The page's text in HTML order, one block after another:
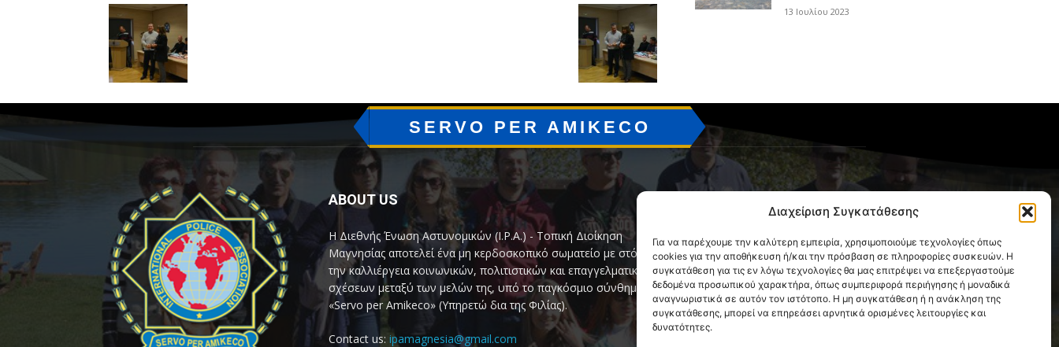
Διαχείριση Συγκατάθεσης
Για να παρέχουμε την καλύτερη εμπειρία, χρησιμοποιούμε τεχνολογίες όπως
cookies για την αποθήκευση ή/και την πρόσβαση σε πληροφορίες συσκευών. Η
συγκατάθεση για τις εν λόγω τεχνολογίες θα μας επιτρέψει να επεξεργαστούμε
δεδομένα προσωπικού χαρακτήρα, όπως συμπεριφορά περιήγησης ή μοναδικά
αναγνωριστικά σε αυτόν τον ιστότοπο. Η μη συγκατάθεση ή η ανάκληση της
συγκατάθεσης, μπορεί να επηρεάσει αρνητικά ορισμένες λειτουργίες και
δυνατότητες.
13 Ιουλίου 2023
SERVO PER AMIKECO
ABOUT US
Η Διεθνής Ένωση Αστυνομικών (I.P.A.) - Τοπική Διοίκηση
Μαγνησίας αποτελεί ένα μη κερδοσκοπικό σωματείο με στόχο
την καλλιέργεια κοινωνικών, πολιτιστικών και επαγγελματικών
σχέσεων μεταξύ των μελών της, υπό το παγκόσμιο σύνθημα
«Servo per Amikeco» (Υπηρετώ δια της Φιλίας).
Contact us: ipamagnesia@gmail.com